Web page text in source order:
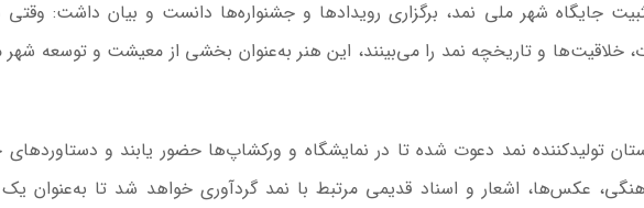
جایگاه شهر ملی نمد، برگزاری رویدادها و جشنواره‌ها دانست و بیان داشت: وقتی
خلاقیت‌ها و تاریخچه نمد را می‌بینند، این هنر به‌عنوان بخشی از معیشت و توسعه شهر
نمد دعوت شده تا در نمایشگاه و ورکشاپ‌ها حضور یابند و دستاوردهای
عکس‌ها، اشعار و اسناد قدیمی مرتبط با نمد گردآوری خواهد شد تا به‌عنوان